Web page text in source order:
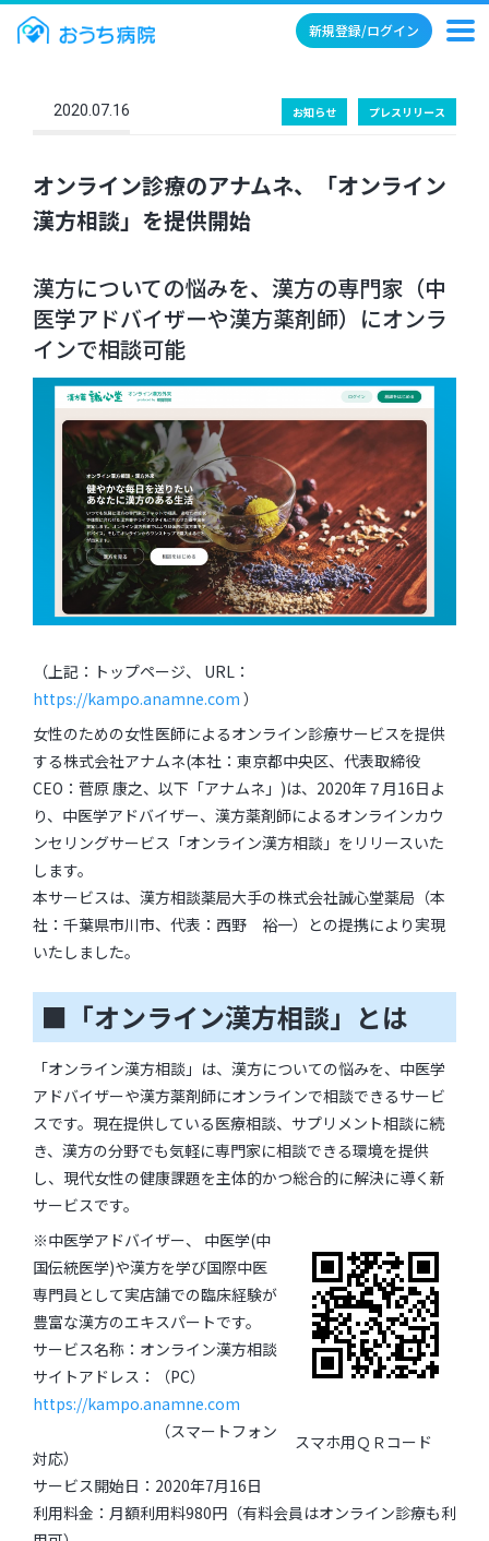
新規登録/ログイン
2020.07.16 お知らせ プレスリリース
オンライン診療のアナムネ、「オンライン
漢方相談」を提供開始
漢方についての悩みを、漢方の専門家（中
医学アドバイザーや漢方薬剤師）にオンラ
インで相談可能
（上記：トップページ、 URL：
https://kampo.anamne.com ）
女性のための女性医師によるオンライン診療サービスを提供
する株式会社アナムネ(本社：東京都中央区、代表取締役
CEO：菅原 康之、以下「アナムネ」)は、2020年７月16日よ
り、中医学アドバイザー、漢方薬剤師によるオンラインカウ
ンセリングサービス「オンライン漢方相談」をリリースいた
します。
本サービスは、漢方相談薬局大手の株式会社誠心堂薬局（本
社：千葉県市川市、代表：西野 裕一）との提携により実現
いたしました。
■「オンライン漢方相談」とは
「オンライン漢方相談」は、漢方についての悩みを、中医学
アドバイザーや漢方薬剤師にオンラインで相談できるサービ
スです。現在提供している医療相談、サプリメント相談に続
き、漢方の分野でも気軽に専門家に相談できる環境を提供
し、現代女性の健康課題を主体的かつ総合的に解決に導く新
サービスです。
スマホ用ＱＲコード
※中医学アドバイザー、 中医学(中
国伝統医学)や漢方を学び国際中医
専門員として実店舗での臨床経験が
豊富な漢方のエキスパートです。
サービス名称：オンライン漢方相談
サイトアドレス：（PC）
https://kampo.anamne.com
（スマートフォン
対応）
サービス開始日：2020年7月16日
利用料金：月額利用料980円（有料会員はオンライン診療も利